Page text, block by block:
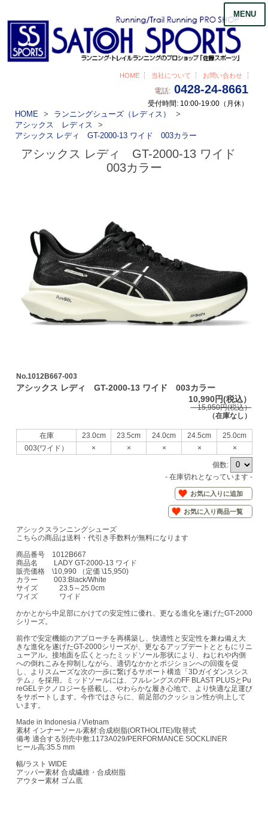
HOME 当社について お問い合わせ
電話: 0428-24-8661
受付時間: 10:00-19:00（月休）
MENU
HOME
ランニングシューズ（レディス）
アシックス レディス
アシックス レディ GT-2000-13 ワイド 003カラー
アシックス レディ GT-2000-13 ワイド
003カラー
No.1012B667-003
アシックス レディ GT-2000-13 ワイド 003カラー
10,990円(税込）
15,950円(税込）
（在庫なし）
在庫 23.0cm 23.5cm 24.0cm 24.5cm
25.0cm
003(ワイド）
× × × ×
×
個数:
- 在庫切れとなっています -
お気に入りに追加
お気に入り商品一覧
アシックスランニングシューズ
こちらの商品は送料・代引き手数料が無料になります
商品番号 1012B667
商品名 LADY GT-2000-13 ワイド
販売価格 \10,990 （定価 \15,950)
カラー 003:Black/White
サイズ 23.5～25.0cm
ワイズ ワイド
かかとから中足部にかけての安定性に優れ、更なる進化を遂げたGT-2000
シリーズ。
前作で安定機能のアプローチを再構築し、快適性と安定性を兼ね備え大
きな進化を遂げたGT-2000シリーズが、更なるアップデートとともにリニ
ューアル。接地面を広くとったミッドソール形状により、ねじれや内側
への倒れこみを抑制しながら、適切なかかとポジションへの回復を促
し、よりスムーズな次の一歩に繋げるサポート構造「3Dガイダンスシス
テム」を採用。ミッドソールには、フルレングスのFF BLAST PLUSとPu
reGELテクノロジーを搭載し、やわらかな履き心地で、より快適な足運び
をサポートします。今作ではさらに、前足部のクッション性が向上して
います。
Made in Indonesia / Vietnam
素材 インナーソール素材:合成樹脂(ORTHOLITE)/取替式
備考 適合する別売中敷:1173A029/PERFORMANCE SOCKLINER
ヒール高:35.5 mm
幅/ラスト WIDE
アッパー素材 合成繊維・合成樹脂
アウター素材 ゴム底